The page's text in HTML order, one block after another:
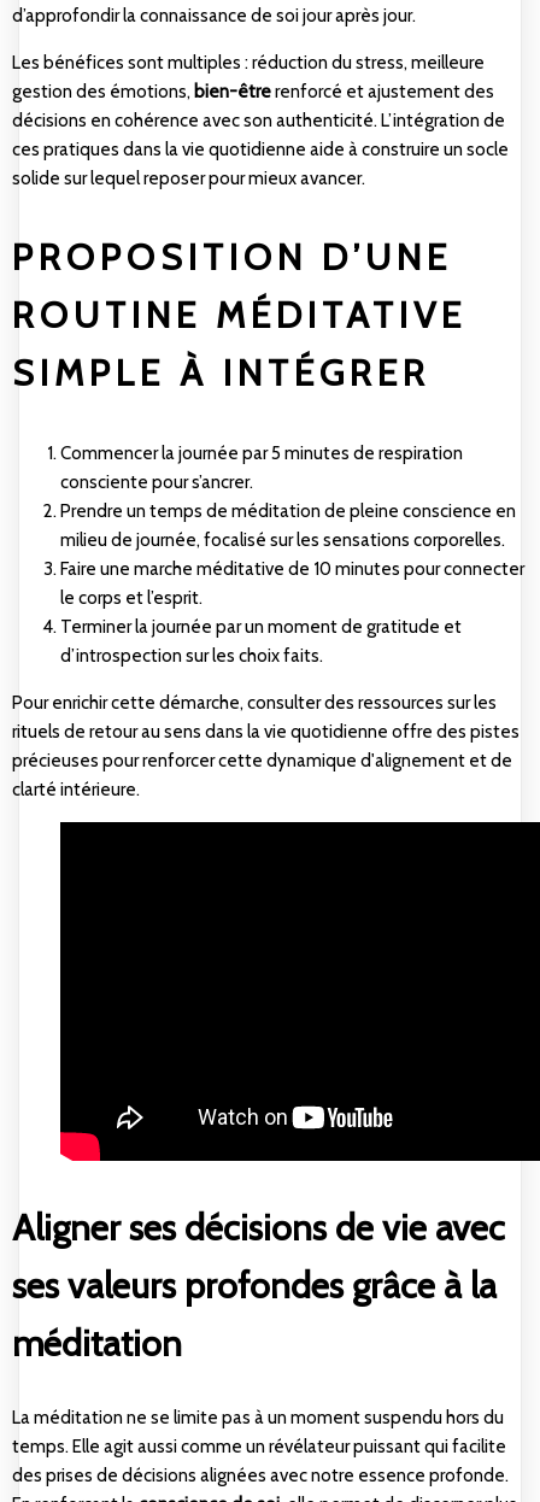
d’approfondir la connaissance de soi jour après jour.
Les bénéfices sont multiples : réduction du stress, meilleure
gestion des émotions, bien-êtrerenforcé et ajustement des
décisions en cohérence avec son authenticité. L’intégration de
ces pratiques dans la vie quotidienne aide à construire un socle
solide sur lequel reposer pour mieux avancer.
PROPOSITION D’UNE
ROUTINE MÉDITATIVE
SIMPLE À INTÉGRER
Commencer la journée par 5 minutes de respiration
consciente pour s’ancrer.
Prendre un temps de méditation de pleine conscience en
milieu de journée, focalisé sur les sensations corporelles.
Faire une marche méditative de 10 minutes pour connecter
le corps et l’esprit.
Terminer la journée par un moment de gratitude et
d’introspection sur les choix faits.
Pour enrichir cette démarche, consulter des ressources sur les
rituels de retour au sens dans la vie quotidienne offre des pistes
précieuses pour renforcer cette dynamique d'alignement et de
clarté intérieure.
Aligner ses décisions de vie avec
ses valeurs profondes grâce à la
méditation
La méditation ne se limite pas à un moment suspendu hors du
temps. Elle agit aussi comme un révélateur puissant qui facilite
des prises de décisions alignées avec notre essence profonde.